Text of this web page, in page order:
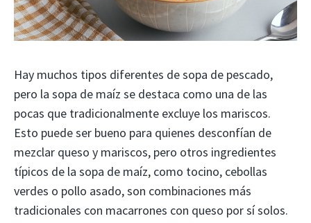
Hay muchos tipos diferentes de sopa de pescado,
pero la sopa de maíz se destaca como una de las
pocas que tradicionalmente excluye los mariscos.
Esto puede ser bueno para quienes desconfían de
mezclar queso y mariscos, pero otros ingredientes
típicos de la sopa de maíz, como tocino, cebollas
verdes o pollo asado, son combinaciones más
tradicionales con macarrones con queso por sí solos.